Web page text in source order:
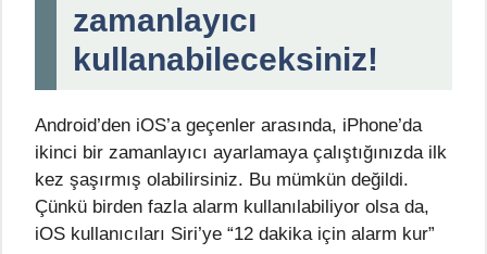
zamanlayıcı
kullanabileceksiniz!
Android’den iOS’a geçenler arasında, iPhone’da
ikinci bir zamanlayıcı ayarlamaya çalıştığınızda ilk
kez şaşırmış olabilirsiniz. Bu mümkün değildi.
Çünkü birden fazla alarm kullanılabiliyor olsa da,
iOS kullanıcıları Siri’ye “12 dakika için alarm kur”